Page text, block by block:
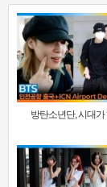
방탄소년단, 시대가